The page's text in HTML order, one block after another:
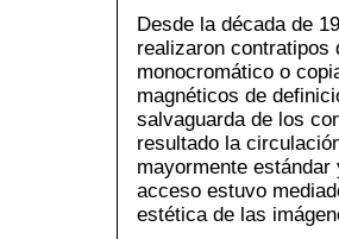
Desde la década de
realizaron contratipos
monocromático o
magnéticos de
salvaguarda de los
resultado la
mayormente
acceso estuvo
estética de las